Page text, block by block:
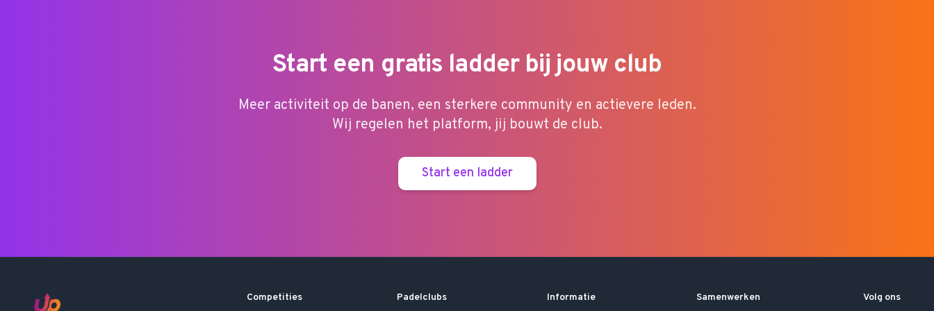
Start een gratis ladder bij jouw club
Meer activiteit op de banen, een sterkere community en actievere leden.
Wij regelen het platform, jij bouwt de club.
Start een ladder
Competities Padelclubs Informatie Samenwerken Volg ons